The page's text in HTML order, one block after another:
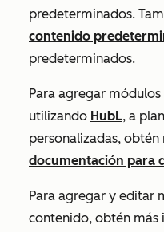
predeterminados.
contenido
predeterminados.
Para agregar
utilizando HubL, a
personalizadas,
documentación para
Para agregar y editar
contenido, obtén